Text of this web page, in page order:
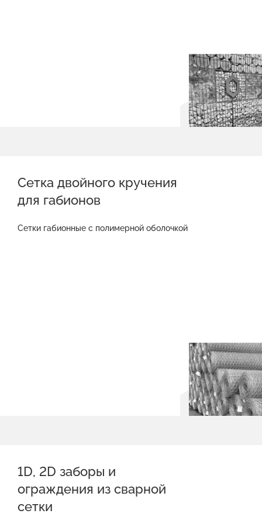
Сетка двойного кручения
для габионов
Сетки габионные с полимерной оболочкой
1D, 2D заборы и
ограждения из сварной
сетки